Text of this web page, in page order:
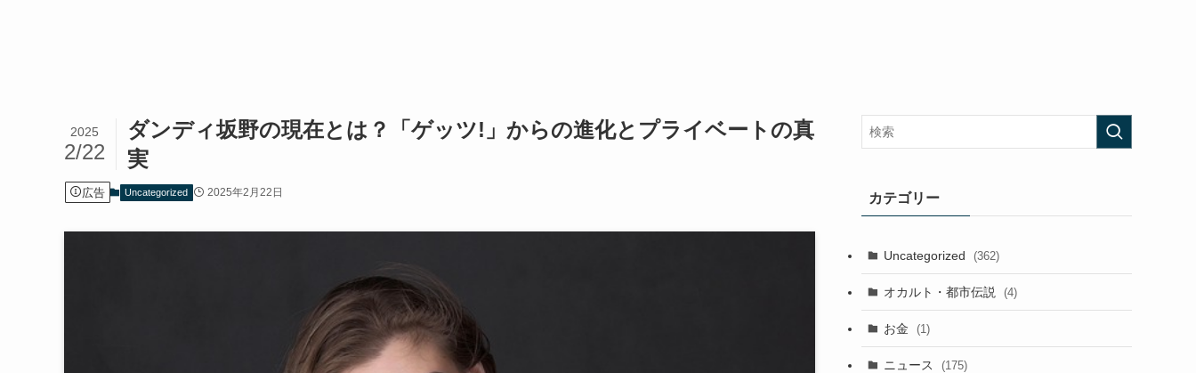
ダンディ坂野の現在とは？「ゲッツ!」からの進化とプライベートの真
実
2025
2/22
広告 Uncategorized 2025年2月22日 カテゴリー
Uncategorized (362)
オカルト・都市伝説 (4)
お金 (1)
ニュース (175)